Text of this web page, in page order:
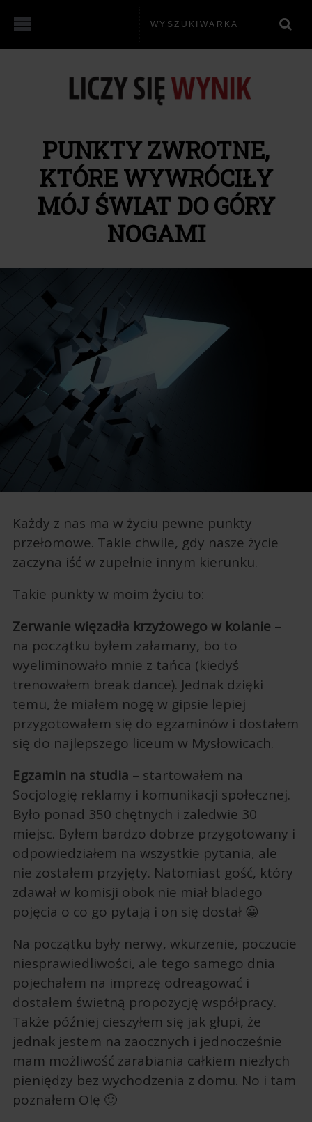
PUNKTY ZWROTNE,
KTÓRE WYWRÓCIŁY
MÓJ ŚWIAT DO GÓRY
NOGAMI
Każdy z nas ma w życiu pewne punkty
przełomowe. Takie chwile, gdy nasze życie
zaczyna iść w zupełnie innym kierunku.
Takie punkty w moim życiu to:
Zerwanie więzadła krzyżowego w kolanie –
na początku byłem załamany, bo to
wyeliminowało mnie z tańca (kiedyś
trenowałem break dance). Jednak dzięki
temu, że miałem nogę w gipsie lepiej
przygotowałem się do egzaminów i dostałem
się do najlepszego liceum w Mysłowicach.
Egzamin na studia – startowałem na
Socjologię reklamy i komunikacji społecznej.
Było ponad 350 chętnych i zaledwie 30
miejsc. Byłem bardzo dobrze przygotowany i
odpowiedziałem na wszystkie pytania, ale
nie zostałem przyjęty. Natomiast gość, który
zdawał w komisji obok nie miał bladego
pojęcia o co go pytają i on się dostał 😀
Na początku były nerwy, wkurzenie, poczucie
niesprawiedliwości, ale tego samego dnia
pojechałem na imprezę odreagować i
dostałem świetną propozycję współpracy.
Także później cieszyłem się jak głupi, że
jednak jestem na zaocznych i jednocześnie
mam możliwość zarabiania całkiem niezłych
pieniędzy bez wychodzenia z domu. No i tam
poznałem Olę 🙂